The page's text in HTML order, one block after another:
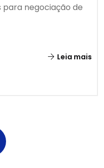
negociação de
Leia mais